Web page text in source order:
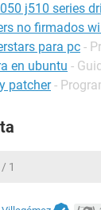
j510 series
no firmados
para pc -
en ubuntu -
patcher -
1